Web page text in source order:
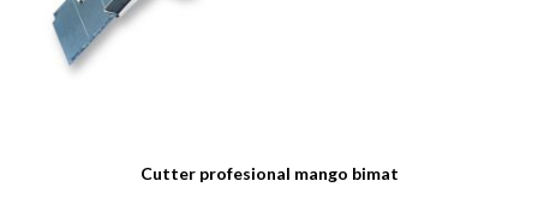
Cutter profesional mango bimat